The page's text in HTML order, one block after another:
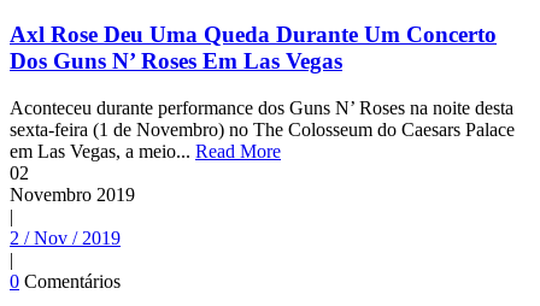
Axl Rose Deu Uma Queda Durante Um Concerto
Dos Guns N’ Roses Em Las Vegas
Aconteceu durante performance dos Guns N’ Roses na noite desta
sexta-feira (1 de Novembro) no The Colosseum do Caesars Palace
em Las Vegas, a meio... Read More
02
Novembro 2019
|
2 / Nov / 2019
|
0 Comentários